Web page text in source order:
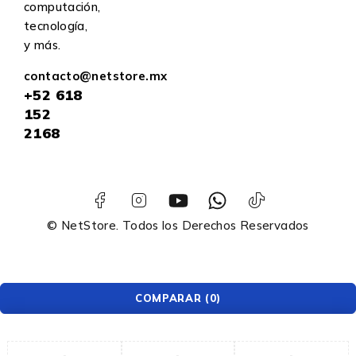
computación,
tecnología,
y más.
contacto@netstore.mx
+52 618
152
2168
© NetStore. Todos los Derechos Reservados
COMPARAR (0)